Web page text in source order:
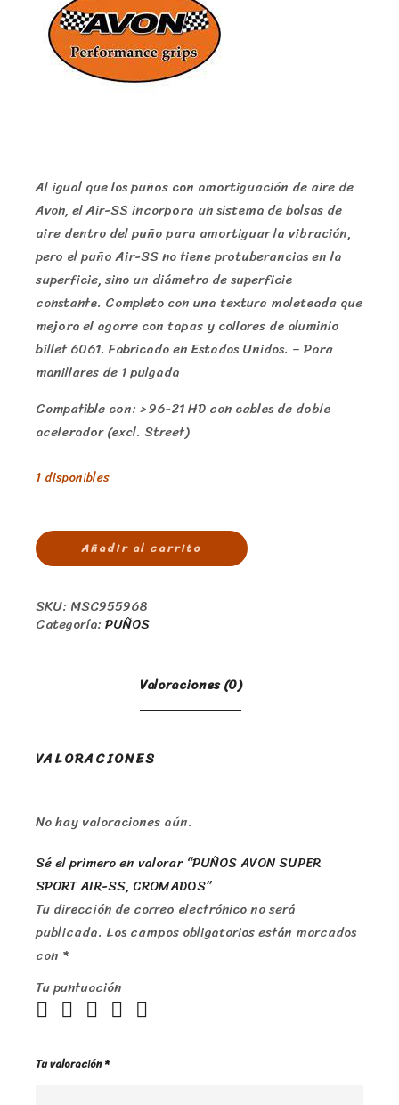
Al igual que los puños con amortiguación de aire de
Avon, el Air-SS incorpora un sistema de bolsas de
aire dentro del puño para amortiguar la vibración,
pero el puño Air-SS no tiene protuberancias en la
superficie, sino un diámetro de superficie
constante. Completo con una textura moleteada que
mejora el agarre con tapas y collares de aluminio
billet 6061. Fabricado en Estados Unidos. – Para
manillares de 1 pulgada
Compatible con: > 96-21 HD con cables de doble
acelerador (excl. Street)
1 disponibles
Añadir al carrito
SKU: MSC955968
Categoría:PUÑOS
Valoraciones (0)
VALORACIONES
No hay valoraciones aún.
Sé el primero en valorar “PUÑOS AVON SUPER
SPORT AIR-SS, CROMADOS”
Tu dirección de correo electrónico no será
publicada. Los campos obligatorios están marcados
con *
Tu puntuación
Tu valoración*